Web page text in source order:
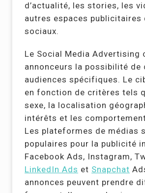
d’actualité, les stories, les
autres espaces publicitaires
sociaux.
Le Social Media Advertising
annonceurs la possibilité de
audiences spécifiques. Le
en fonction de critères tels
sexe, la localisation
intérêts et les
Les plateformes de médias
populaires pour la publicité
Facebook Ads, Instagram,
LinkedIn Ads et Snapchat
annonces peuvent prendre